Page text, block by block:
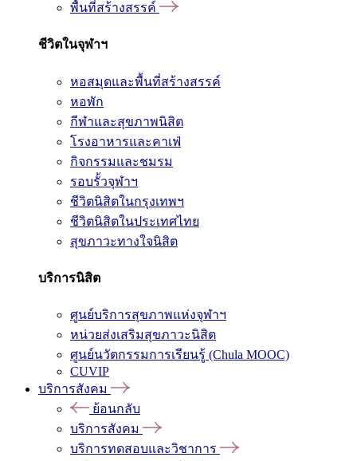
พื้นที่สร้างสรรค์
ชีวิตในจุฬาฯ
หอสมุดและพื้นที่สร้างสรรค์
หอพัก
กีฬาและสุขภาพนิสิต
โรงอาหารและคาเฟ่
กิจกรรมและชมรม
รอบรั้วจุฬาฯ
ชีวิตนิสิตในกรุงเทพฯ
ชีวิตนิสิตในประเทศไทย
สุขภาวะทางใจนิสิต
บริการนิสิต
ศูนย์บริการสุขภาพแห่งจุฬาฯ
หน่วยส่งเสริมสุขภาวะนิสิต
ศูนย์นวัตกรรมการเรียนรู้ (Chula MOOC)
CUVIP
บริการสังคม
ย้อนกลับ
บริการสังคม
บริการทดสอบและวิชาการ